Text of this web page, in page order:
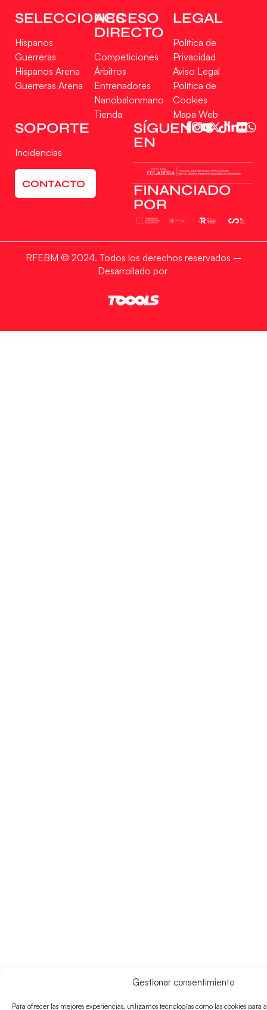
SELECCIONES
Hispanos
Guerreras
Hispanos Arena
Guerreras Arena
ACCESO
DIRECTO
Competiciones
Árbitros
Entrenadores
Nanobalonmano
Tienda
LEGAL
Política de
Privacidad
Aviso Legal
Política de
Cookies
Mapa Web
SOPORTE
Incidencias
CONTACTO
SÍGUENOS
EN
FINANCIADO
POR
RFEBM © 2024. Todos los derechos reservados –
Desarrollado por